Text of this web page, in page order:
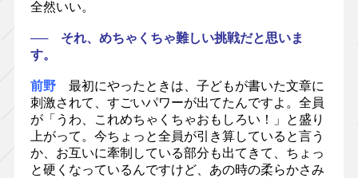
全然いい。
── それ、めちゃくちゃ難しい挑戦だと思いま
す。
前野最初にやったときは、子どもが書いた文章に
刺激されて、すごいパワーが出てたんですよ。全員
が「うわ、これめちゃくちゃおもしろい！」と盛り
上がって。今ちょっと全員が引き算していると言う
か、お互いに牽制している部分も出てきて、ちょっ
と硬くなっているんですけど、あの時の柔らかさみ